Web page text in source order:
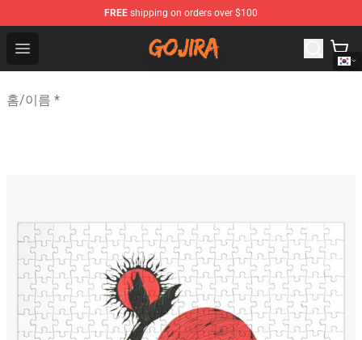
FREE shipping on orders over $100
Open menu
Gojira Shop - Official Gojira Merchandise Store
홈/이름 *